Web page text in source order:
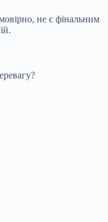
не є фінальним